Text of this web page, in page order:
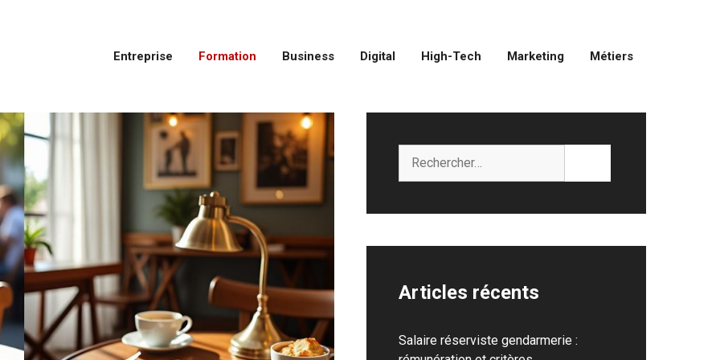
Entreprise Formation Business Digital High-Tech Marketing Métiers
Articles récents
Salaire réserviste gendarmerie :